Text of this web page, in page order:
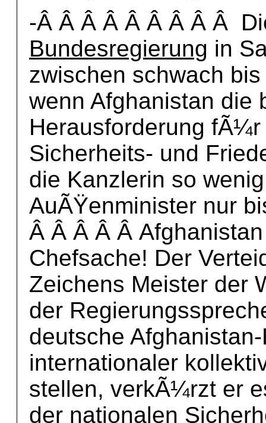
-Â Â Â Â Â Â Â Â Â
Bundesregierung in
zwischen schwach
wenn Afghanistan die
Herausforderung
Sicherheits- und
die Kanzlerin so
AuÃŸenminister nur
Â Â Â Â Â
Chefsache! Der
Zeichens Meister der
der
deutsche
internationaler
stellen, verkÃ¼rzt er
der nationalen